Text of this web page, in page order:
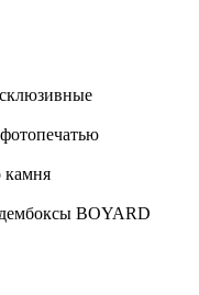
камня
BOYARD